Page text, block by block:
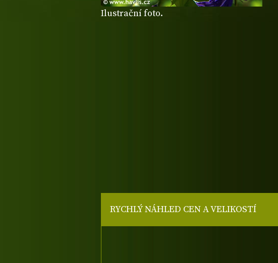
Ilustrační foto.
RYCHLÝ NÁHLED CEN A VELIKOSTÍ